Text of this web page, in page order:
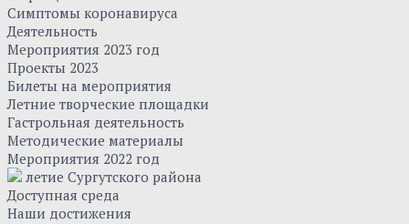
Симптомы коронавируса
Деятельность
Мероприятия 2023 год
Проекты 2023
Билеты на мероприятия
Летние творческие площадки
Гастрольная деятельность
Методические материалы
Мероприятия 2022 год
летие Сургутского района
Доступная среда
Наши достижения